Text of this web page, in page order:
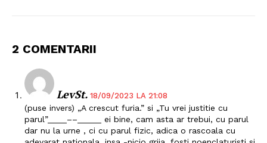
FREEDOM HOUSE ROMÂNIA
2 COMENTARII
LevSt. 18/09/2023 LA 21:08
(puse invers) „A crescut furia.” si „Tu vrei justitie cu
parul”____––_____ ei bine, cam asta ar trebui, cu parul
dar nu la urne , ci cu parul fizic, adica o rascoala cu